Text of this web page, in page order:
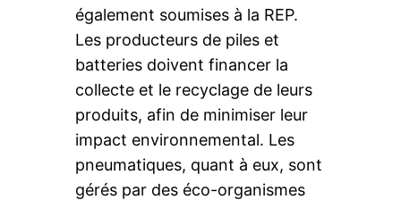
également soumises à la REP.
Les producteurs de piles et
batteries doivent financer la
collecte et le recyclage de leurs
produits, afin de minimiser leur
impact environnemental. Les
pneumatiques, quant à eux, sont
gérés par des éco-organismes